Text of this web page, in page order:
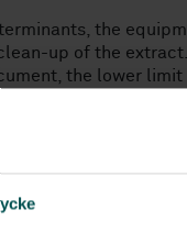
the
up of the extract.
the lower
to 100 µg/kg
bitumen) the limit
in properties as
These
decision
to be used.